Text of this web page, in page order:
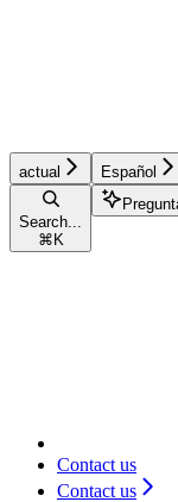
actual Español
Search...
⌘ K
Contact us
Contact us